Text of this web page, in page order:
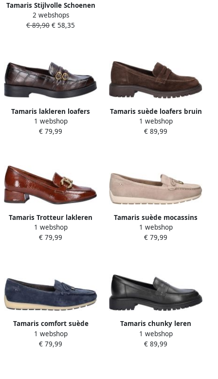
Tamaris Stijlvolle Schoenen
24222 Orange Dames
2 webshops
€ 89,90 € 58,35
Tamaris lakleren loafers
donkerbruin
1 webshop
€ 79,99
Tamaris suède loafers bruin
1 webshop
€ 89,99
Tamaris Trotteur lakleren
loafers cognac
1 webshop
€ 79,99
Tamaris suède mocassins
beige
1 webshop
€ 79,99
Tamaris comfort suède
mocassins blauw
1 webshop
€ 79,99
Tamaris chunky leren
loafers zwart
1 webshop
€ 89,99